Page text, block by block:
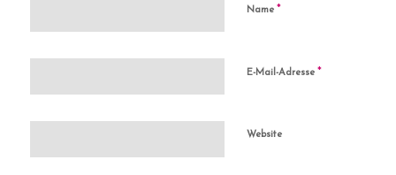
Name *
E-Mail-Adresse *
Website